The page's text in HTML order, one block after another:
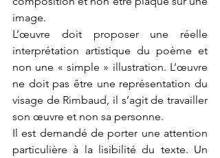
image.
L’œuvre doit proposer une réelle
interprétation artistique du poème et
non une « simple » illustration. L’œuvre
ne doit pas être une représentation du
visage de Rimbaud, il s’agit de travailler
son œuvre et non sa personne.
Il est demandé de porter une attention
particulière à la lisibilité du texte. Un